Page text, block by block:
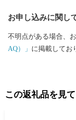
お申し込みに関し
不明点がある場合、
AQ）」 に掲載してお
この返礼品を見